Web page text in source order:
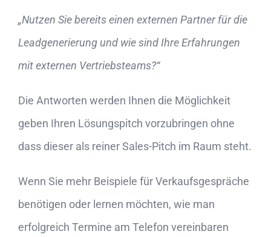
„Nutzen Sie bereits einen externen Partner für die
Leadgenerierung und wie sind Ihre Erfahrungen
mit externen Vertriebsteams?“
Die Antworten werden Ihnen die Möglichkeit
geben Ihren Lösungspitch vorzubringen ohne
dass dieser als reiner Sales-Pitch im Raum steht.
Wenn Sie mehr Beispiele für Verkaufsgespräche
benötigen oder lernen möchten, wie man
erfolgreich Termine am Telefon vereinbaren